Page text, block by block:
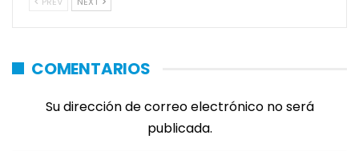
COMENTARIOS
Su dirección de correo electrónico no será
publicada.